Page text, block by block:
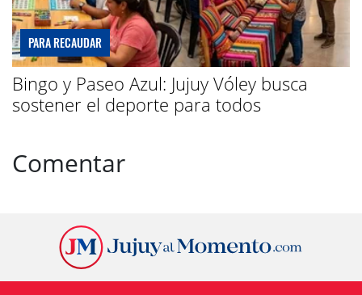
PARA RECAUDAR
Bingo y Paseo Azul: Jujuy Vóley busca
sostener el deporte para todos
Comentar